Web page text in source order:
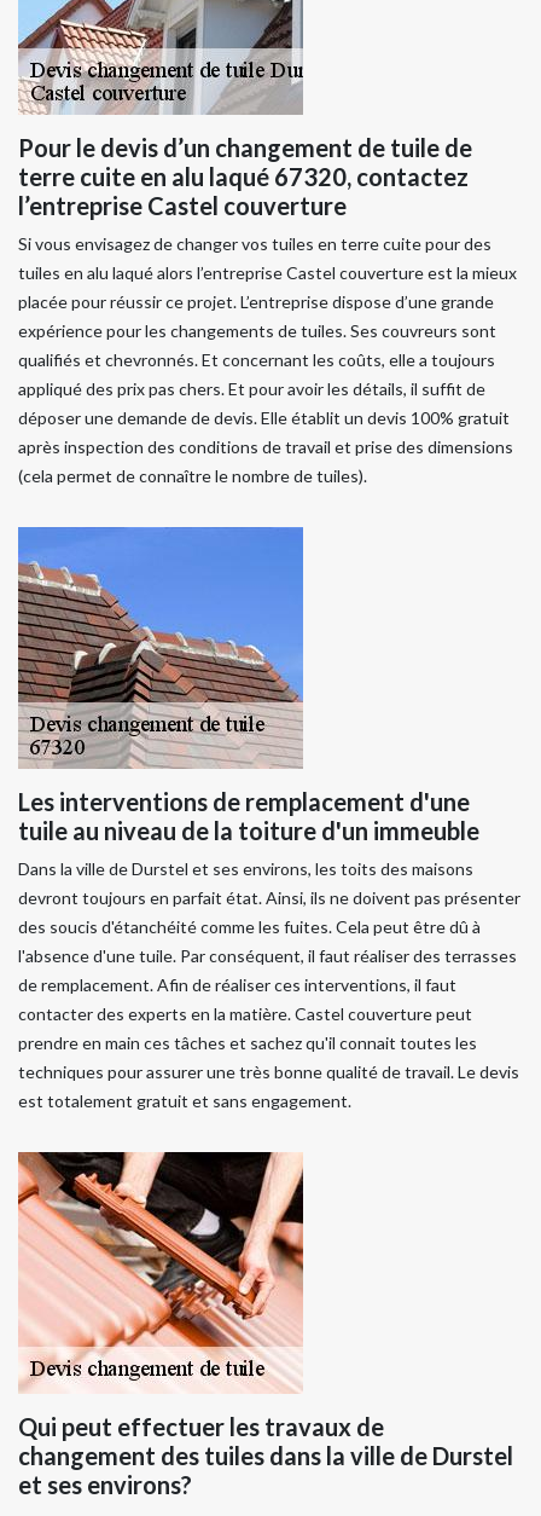
Pour le devis d’un changement de tuile de
terre cuite en alu laqué 67320, contactez
l’entreprise Castel couverture
Si vous envisagez de changer vos tuiles en terre cuite pour des
tuiles en alu laqué alors l’entreprise Castel couverture est la mieux
placée pour réussir ce projet. L’entreprise dispose d’une grande
expérience pour les changements de tuiles. Ses couvreurs sont
qualifiés et chevronnés. Et concernant les coûts, elle a toujours
appliqué des prix pas chers. Et pour avoir les détails, il suffit de
déposer une demande de devis. Elle établit un devis 100% gratuit
après inspection des conditions de travail et prise des dimensions
(cela permet de connaître le nombre de tuiles).
Les interventions de remplacement d'une
tuile au niveau de la toiture d'un immeuble
Dans la ville de Durstel et ses environs, les toits des maisons
devront toujours en parfait état. Ainsi, ils ne doivent pas présenter
des soucis d'étanchéité comme les fuites. Cela peut être dû à
l'absence d'une tuile. Par conséquent, il faut réaliser des terrasses
de remplacement. Afin de réaliser ces interventions, il faut
contacter des experts en la matière. Castel couverture peut
prendre en main ces tâches et sachez qu'il connait toutes les
techniques pour assurer une très bonne qualité de travail. Le devis
est totalement gratuit et sans engagement.
Qui peut effectuer les travaux de
changement des tuiles dans la ville de Durstel
et ses environs?